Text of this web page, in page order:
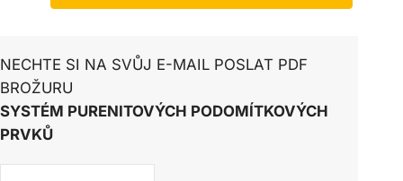
NECHTE SI NA SVŮJ E-MAIL POSLAT PDF
BROŽURU
SYSTÉM PURENITOVÝCH PODOMÍTKOVÝCH
PRVKŮ